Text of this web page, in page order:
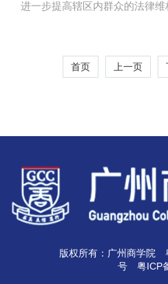
进一步提高辖区内群众的法律
司法所、龙湖街平安促进会在
助、法律咨询等宣传活动。 本次法治宣传活动在人口
首页 上一页
版权所有：广州商学院
号
粤ICP